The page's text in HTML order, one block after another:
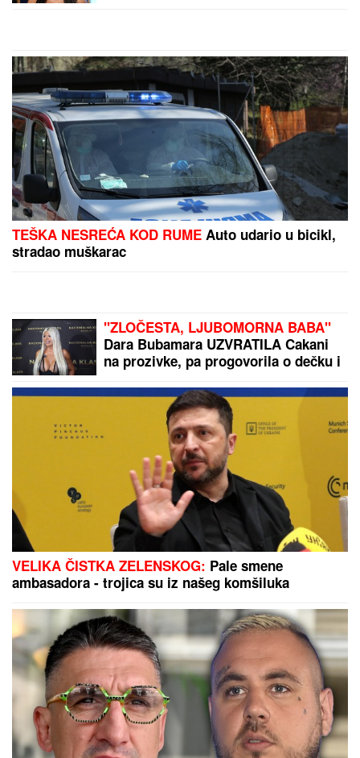
TEŠKA NESREĆA KOD RUME Auto udario u bicikl,
stradao muškarac
"ZLOČESTA, LJUBOMORNA BABA"
Dara Bubamara UZVRATILA Cakani
na prozivke, pa progovorila o dečku i
(VIDEO)
VELIKA ČISTKA ZELENSKOG: Pale smene
ambasadora - trojica su iz našeg komšiluka